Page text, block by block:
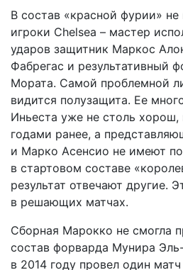
В состав «красной фурии»
игроки Chelsea – мастер
ударов защитник Маркос
Фабрегас и результативный
Мората. Самой проблемной
видится полузащита. Ее
Иньеста уже не столь хорош,
годами ранее, а
и Марко Асенсио не имеют
в стартовом составе
результат отвечают другие.
в решающих матчах.
Сборная Марокко не смогла
состав форварда Мунира
в 2014 году провел один